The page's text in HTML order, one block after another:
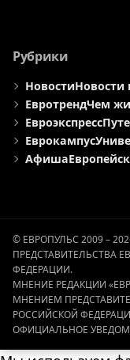
Рубрики
НовостиНовости
ЕвротрендЧем
Евроэкспресс
Еврокампус
Афиша
© ЕВРОПУЛЬС 2009 –
ПРЕДСТАВИТЕЛЬСТВА
ФЕДЕРАЦИИ.
МНЕНИЕ РЕДАКЦИИ
МНЕНИЕМ
РОССИЙСКОЙ
ОФИЦИАЛЬНОЕ